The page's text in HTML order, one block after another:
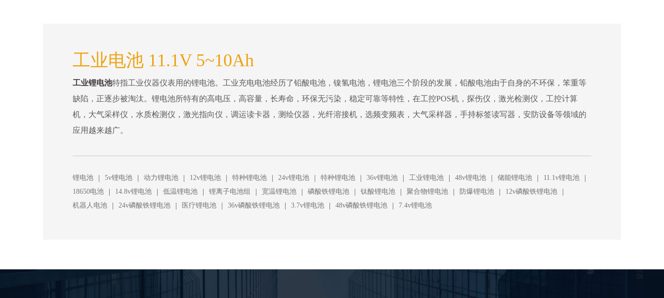
工业电池 11.1V 5~10Ah
工业锂电池特指工业仪器仪表用的锂电池。工业充电电池经历了铅酸电池，镍氢电池，锂电池三个阶段的发展，铅酸电池由于自身的不环保，笨重等
缺陷，正逐步被淘汰。锂电池所特有的高电压，高容量，长寿命，环保无污染，稳定可靠等特性，在工控POS机，探伤仪，激光检测仪，工控计算
机，大气采样仪，水质检测仪，激光指向仪，调运读卡器，测绘仪器，光纤溶接机，选频变频表，大气采样器，手持标签读写器，安防设备等领域的
应用越来越广。
锂电池 | 5v锂电池 | 动力锂电池 | 12v锂电池 | 特种锂电池 | 24v锂电池 | 特种锂电池 | 36v锂电池 | 工业锂电池 | 48v锂电池 | 储能锂电池 | 11.1v锂电池 |
18650电池 | 14.8v锂电池 | 低温锂电池 | 锂离子电池组 | 宽温锂电池 | 磷酸铁锂电池 | 钛酸锂电池 | 聚合物锂电池 | 防爆锂电池 | 12v磷酸铁锂电池 |
机器人电池 | 24v磷酸铁锂电池 | 医疗锂电池 | 36v磷酸铁锂电池 | 3.7v锂电池 | 48v磷酸铁锂电池 | 7.4v锂电池